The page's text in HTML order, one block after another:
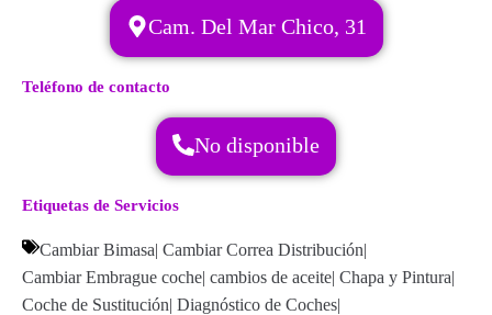
Cam. Del Mar Chico, 31
Teléfono de contacto
No disponible
Etiquetas de Servicios
Cambiar Bimasa| Cambiar Correa Distribución|
Cambiar Embrague coche| cambios de aceite| Chapa y Pintura|
Coche de Sustitución| Diagnóstico de Coches|